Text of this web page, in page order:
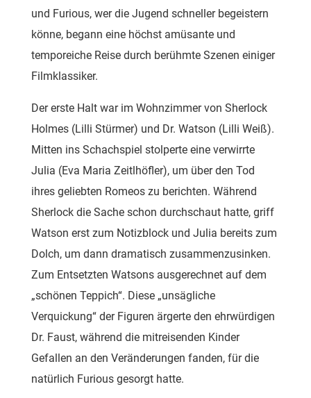
und Furious, wer die Jugend schneller begeistern
könne, begann eine höchst amüsante und
temporeiche Reise durch berühmte Szenen einiger
Filmklassiker.
Der erste Halt war im Wohnzimmer von Sherlock
Holmes (Lilli Stürmer) und Dr. Watson (Lilli Weiß).
Mitten ins Schachspiel stolperte eine verwirrte
Julia (Eva Maria Zeitlhöfler), um über den Tod
ihres geliebten Romeos zu berichten. Während
Sherlock die Sache schon durchschaut hatte, griff
Watson erst zum Notizblock und Julia bereits zum
Dolch, um dann dramatisch zusammenzusinken.
Zum Entsetzten Watsons ausgerechnet auf dem
„schönen Teppich“. Diese „unsägliche
Verquickung“ der Figuren ärgerte den ehrwürdigen
Dr. Faust, während die mitreisenden Kinder
Gefallen an den Veränderungen fanden, für die
natürlich Furious gesorgt hatte.